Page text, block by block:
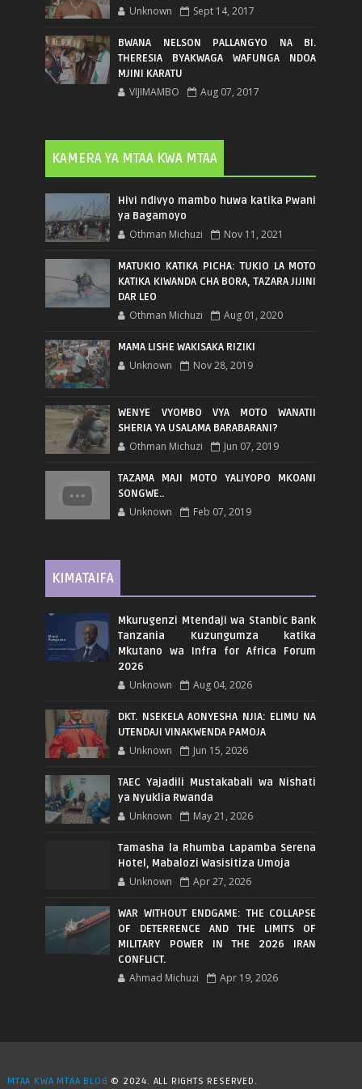
Unknown Sept 14, 2017
BWANA NELSON PALLANGYO NA BI.
THERESIA BYAKWAGA WAFUNGA NDOA
MJINI KARATU
VIJIMAMBO Aug 07, 2017
KAMERA YA MTAA KWA MTAA
Hivi ndivyo mambo huwa katika Pwani
ya Bagamoyo
Othman Michuzi Nov 11, 2021
MATUKIO KATIKA PICHA: TUKIO LA MOTO
KATIKA KIWANDA CHA BORA, TAZARA JIJINI
DAR LEO
Othman Michuzi Aug 01, 2020
MAMA LISHE WAKISAKA RIZIKI
Unknown Nov 28, 2019
WENYE VYOMBO VYA MOTO WANATII
SHERIA YA USALAMA BARABARANI?
Othman Michuzi Jun 07, 2019
TAZAMA MAJI MOTO YALIYOPO MKOANI
SONGWE..
Unknown Feb 07, 2019
KIMATAIFA
Mkurugenzi Mtendaji wa Stanbic Bank
Tanzania Kuzungumza katika
Mkutano wa Infra for Africa Forum
2026
Unknown Aug 04, 2026
DKT. NSEKELA AONYESHA NJIA: ELIMU NA
UTENDAJI VINAKWENDA PAMOJA
Unknown Jun 15, 2026
TAEC Yajadili Mustakabali wa Nishati
ya Nyuklia Rwanda
Unknown May 21, 2026
Tamasha la Rhumba Lapamba Serena
Hotel, Mabalozi Wasisitiza Umoja
Unknown Apr 27, 2026
WAR WITHOUT ENDGAME: THE COLLAPSE
OF DETERRENCE AND THE LIMITS OF
MILITARY POWER IN THE 2026 IRAN
CONFLICT.
Ahmad Michuzi Apr 19, 2026
MTAA KWA MTAA BLOG © 2024. ALL RIGHTS RESERVED.